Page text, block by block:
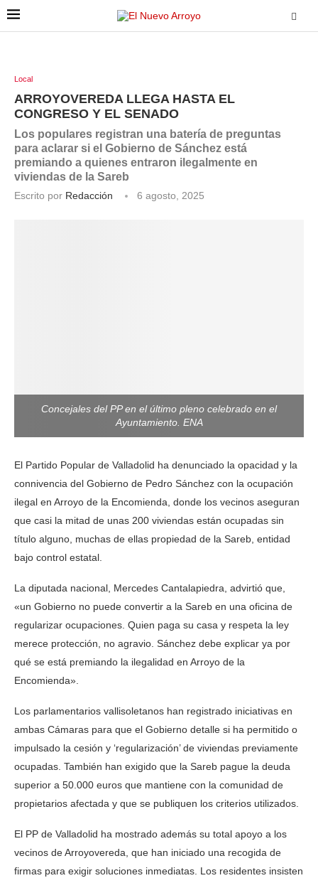
Local
ARROYOVEREDA LLEGA HASTA EL
CONGRESO Y EL SENADO
Los populares registran una batería de preguntas
para aclarar si el Gobierno de Sánchez está
premiando a quienes entraron ilegalmente en
viviendas de la Sareb
Escrito por Redacción 6 agosto, 2025
Concejales del PP en el último pleno celebrado en el
Ayuntamiento. ENA
El Partido Popular de Valladolid ha denunciado la opacidad y la
connivencia del Gobierno de Pedro Sánchez con la ocupación
ilegal en Arroyo de la Encomienda, donde los vecinos aseguran
que casi la mitad de unas 200 viviendas están ocupadas sin
título alguno, muchas de ellas propiedad de la Sareb, entidad
bajo control estatal.
La diputada nacional, Mercedes Cantalapiedra, advirtió que,
«un Gobierno no puede convertir a la Sareb en una oficina de
regularizar ocupaciones. Quien paga su casa y respeta la ley
merece protección, no agravio. Sánchez debe explicar ya por
qué se está premiando la ilegalidad en Arroyo de la
Encomienda».
Los parlamentarios vallisoletanos han registrado iniciativas en
ambas Cámaras para que el Gobierno detalle si ha permitido o
impulsado la cesión y ‘regularización’ de viviendas previamente
ocupadas. También han exigido que la Sareb pague la deuda
superior a 50.000 euros que mantiene con la comunidad de
propietarios afectada y que se publiquen los criterios utilizados.
El PP de Valladolid ha mostrado además su total apoyo a los
vecinos de Arroyovereda, que han iniciado una recogida de
firmas para exigir soluciones inmediatas. Los residentes insisten